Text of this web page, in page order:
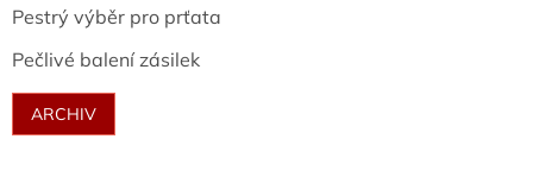
Pestrý výběr pro prťata
Pečlivé balení zásilek
ARCHIV